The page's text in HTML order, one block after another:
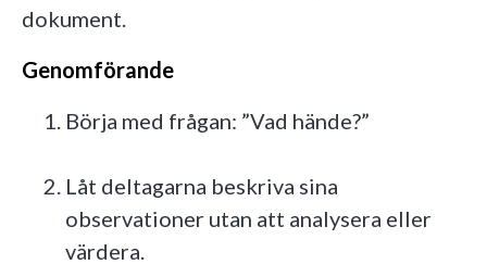
dokument.
Genomförande
Börja med frågan: ”Vad hände?”
Låt deltagarna beskriva sina
observationer utan att analysera eller
värdera.